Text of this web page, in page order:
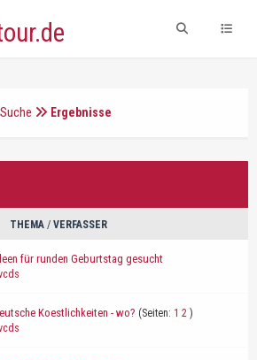
Suche Ergebnisse
THEMA / VERFASSER
für runden Geburtstag gesucht
Koestlichkeiten - wo? (Seiten: 1 2 )